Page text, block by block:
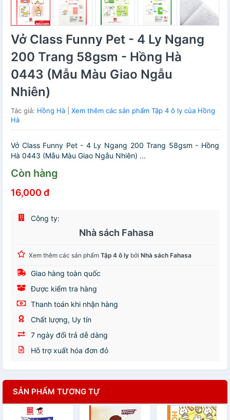
Vở Class Funny Pet - 4 Ly Ngang
200 Trang 58gsm - Hồng Hà
0443 (Mẫu Màu Giao Ngẫu
Nhiên)
Tác giả: Hồng Hà
Xem thêm các sản phẩm Tập 4 ô ly của Hồng
Hà
Vở Class Funny Pet - 4 Ly Ngang 200 Trang 58gsm - Hồng
Hà 0443 (Mẫu Màu Giao Ngẫu Nhiên) ...
Còn hàng
16,000 đ
Công ty:
Nhà sách Fahasa
Xem thêm các sản phẩm Tập 4 ô ly bởi Nhà sách Fahasa
Giao hàng toàn quốc
Được kiểm tra hàng
Thanh toán khi nhận hàng
Chất lượng, Uy tín
7 ngày đổi trả dễ dàng
Hỗ trợ xuất hóa đơn đỏ
SẢN PHẨM TƯƠNG TỰ